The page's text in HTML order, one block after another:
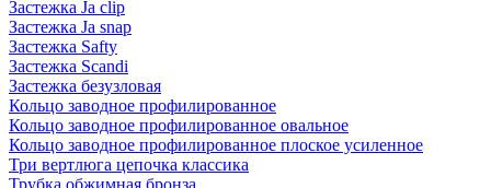
Застежка Ja clip
Застежка Ja snap
Застежка Safty
Застежка Scandi
Застежка безузловая
Кольцо заводное профилированное
Кольцо заводное профилированное овальное
Кольцо заводное профилированное плоское усиленное
Три вертлюга цепочка классика
Трубка обжимная бронза